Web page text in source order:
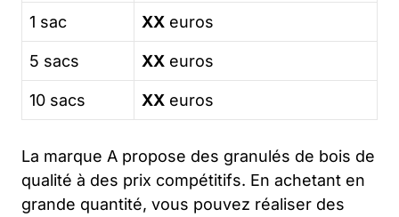
1 sac XX euros
5 sacs XX euros
10 sacs XX euros
La marque A propose des granulés de bois de
qualité à des prix compétitifs. En achetant en
grande quantité, vous pouvez réaliser des